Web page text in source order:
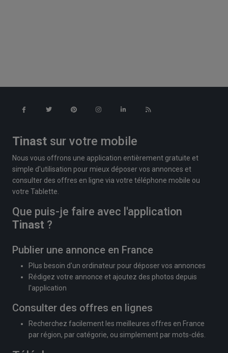
Tinast sur votre mobile
Nous vous offrons une application entièrement gratuite et
simple d'utilisation pour mieux déposer vos annonces et
consulter des offres en ligne via votre téléphone mobile ou
votre Tablette.
Que puis-je faire avec l'application
Tinast ?
Publier une annonce en France
Plus besoin d'un ordinateur pour déposer vos annonces
Rédigez votre annonce et ajoutez des photos depuis
l'application
Consulter des offres en lignes
Recherchez facilement les meilleures offres en France
par région, par catégorie, ou simplement par mots-clés.